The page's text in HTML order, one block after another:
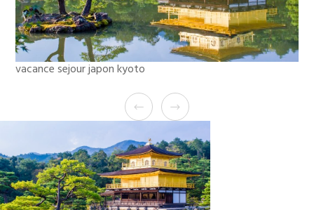
vacance sejour japon kyoto